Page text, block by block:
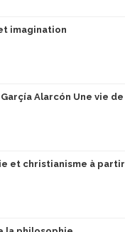
imagination
Alarcón Une vie
et christianisme à